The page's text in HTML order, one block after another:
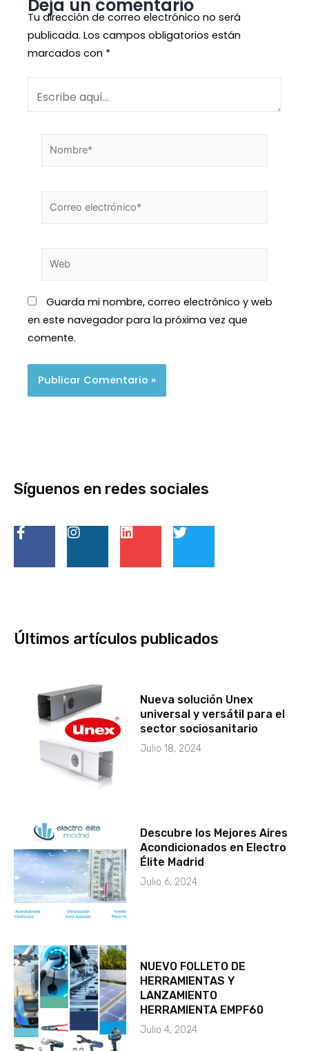
Deja un comentario
Tu dirección de correo electrónico no será
publicada. Los campos obligatorios están
marcados con *
Guarda mi nombre, correo electrónico y web
en este navegador para la próxima vez que
comente.
Síguenos en redes sociales
Últimos artículos publicados
Nueva solución Unex
universal y versátil para el
sector sociosanitario
Julio 18, 2024
Descubre los Mejores Aires
Acondicionados en Electro
Élite Madrid
Julio 6, 2024
NUEVO FOLLETO DE
HERRAMIENTAS Y
LANZAMIENTO
HERRAMIENTA EMPF60
Julio 4, 2024